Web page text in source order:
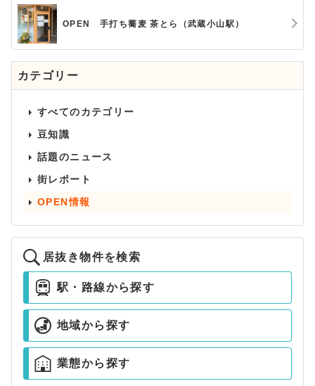
OPEN 手打ち蕎麦 茶とら（武蔵小山駅）
カテゴリー
すべてのカテゴリー
豆知識
話題のニュース
街レポート
OPEN情報
居抜き物件を検索
駅・路線から探す
地域から探す
業態から探す